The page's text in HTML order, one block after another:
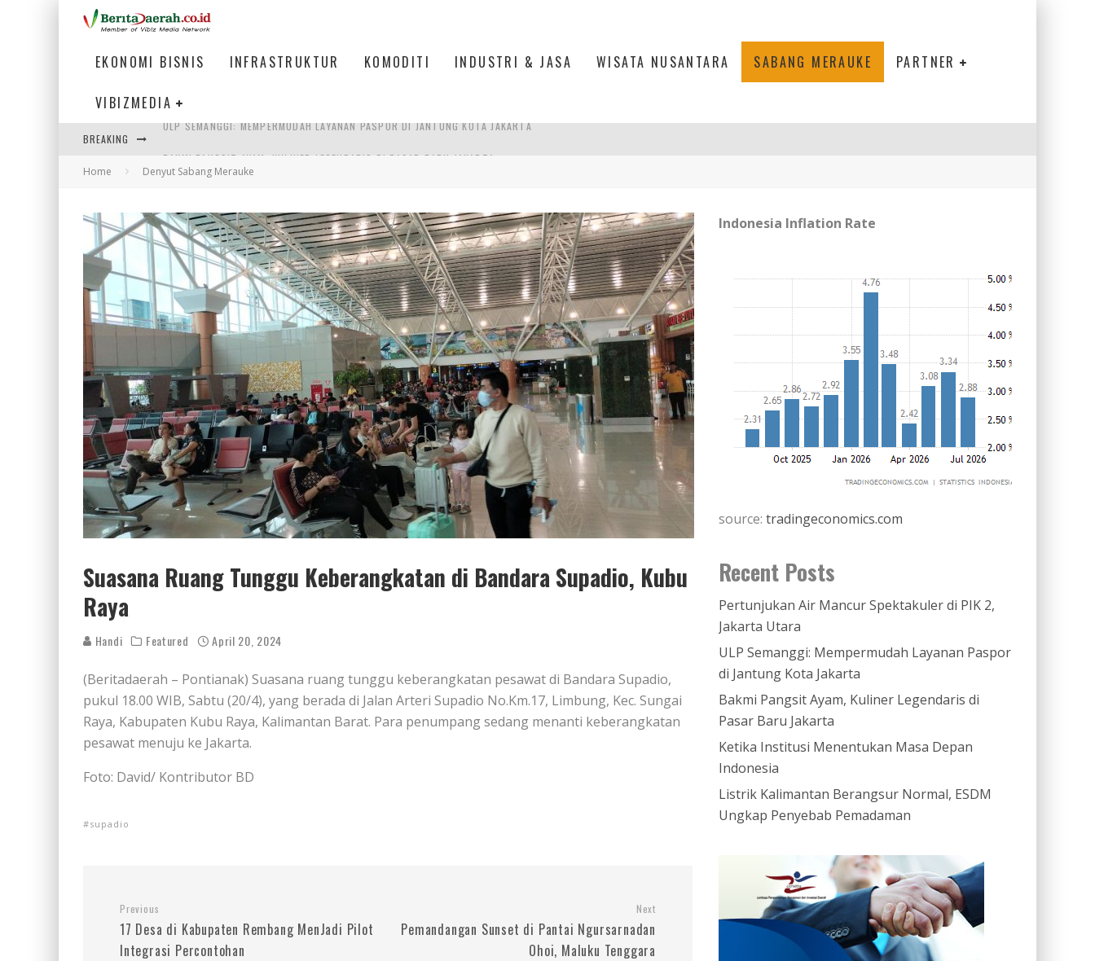
EKONOMI BISNIS INFRASTRUKTUR KOMODITI INDUSTRI & JASA WISATA NUSANTARA SABANG MERAUKE PARTNER
VIBIZMEDIA
BREAKING
KETIKA INSTITUSI MENENTUKAN MASA DEPAN INDONESIA
ULP SEMANGGI: MEMPERMUDAH LAYANAN PASPOR DI JANTUNG KOTA JAKARTA
Home Denyut Sabang Merauke
Suasana Ruang Tunggu Keberangkatan di Bandara Supadio, Kubu
Raya
Handi Featured April 20, 2024
(Beritadaerah – Pontianak) Suasana ruang tunggu keberangkatan pesawat di Bandara Supadio,
pukul 18.00 WIB, Sabtu (20/4), yang berada di Jalan Arteri Supadio No.Km.17, Limbung, Kec. Sungai
Raya, Kabupaten Kubu Raya, Kalimantan Barat. Para penumpang sedang menanti keberangkatan
pesawat menuju ke Jakarta.
Foto: David/ Kontributor BD
supadio
Previous
17 Desa di Kabupaten Rembang MenJadi Pilot
Integrasi Percontohan
Next
Pemandangan Sunset di Pantai Ngursarnadan
Ohoi, Maluku Tenggara
Indonesia Inflation Rate
source: tradingeconomics.com
Recent Posts
Pertunjukan Air Mancur Spektakuler di PIK 2,
Jakarta Utara
ULP Semanggi: Mempermudah Layanan Paspor
di Jantung Kota Jakarta
Bakmi Pangsit Ayam, Kuliner Legendaris di
Pasar Baru Jakarta
Ketika Institusi Menentukan Masa Depan
Indonesia
Listrik Kalimantan Berangsur Normal, ESDM
Ungkap Penyebab Pemadaman